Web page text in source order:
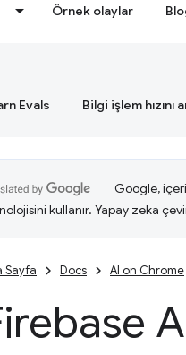
Örnek olaylar
Evals Bilgi işlem hızını
Google,
kullanır. Yapay zeka
Sayfa Docs AI on Chrome